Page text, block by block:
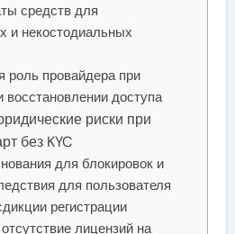
средств для
и некостодиальных
роль провайдера при
восстановлении доступа
риски при
без KYC
для блокировок и
для пользователя
регистрации
лицензий на